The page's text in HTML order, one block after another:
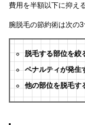
費用を半額以下に抑え
腕脱毛の節約術は次の3
脱毛する部位を絞
ペナルティが発生
他の部位を脱毛す